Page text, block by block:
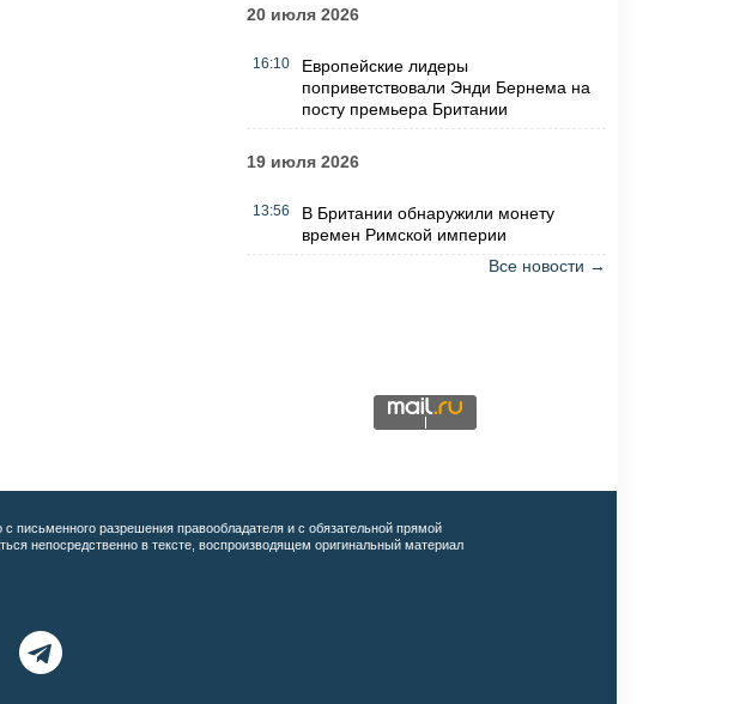
20 июля 2026
16:10
Европейские лидеры
поприветствовали Энди Бернема на
посту премьера Британии
19 июля 2026
13:56
В Британии обнаружили монету
времен Римской империи
Все новости →
с письменного разрешения правообладателя и с обязательной прямой
непосредственно в тексте, воспроизводящем оригинальный материал